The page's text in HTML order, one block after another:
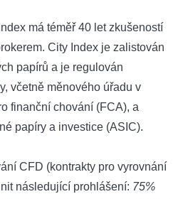
má téměř 40 let zkušeností
City Index je zalistován
papírů a je regulován
včetně měnového úřadu v
finanční chování (FCA), a
papíry a investice (ASIC).
CFD (kontrakty pro vyrovnání
následující prohlášení: 75%